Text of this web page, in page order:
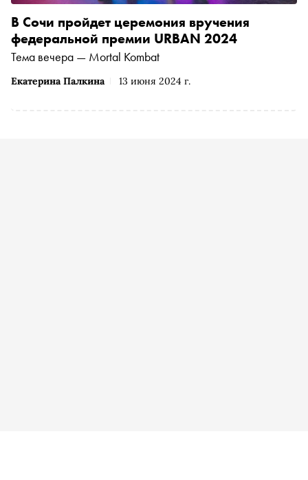
Екатерина Палкина 13 июня 2024 г.
В Сочи пройдет церемония вручения
федеральной премии URBAN 2024
Тема вечера — Mortal Kombat